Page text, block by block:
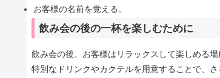
お客様の名前を覚える。
飲み会の後の一杯を楽しむために
飲み会の後、お客様はリラックスして楽しめる
特別なドリンクやカクテルを用意することで、さ